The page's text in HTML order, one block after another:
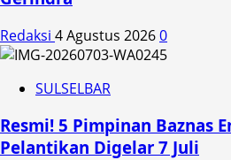
Redaksi 4 Agustus 20260
SULSELBAR
Resmi! 5 Pimpinan Baznas
Pelantikan Digelar 7 Juli